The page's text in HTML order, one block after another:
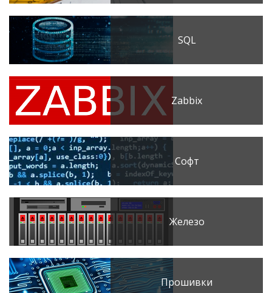
SQL
Zabbix
Софт
Железо
Прошивки